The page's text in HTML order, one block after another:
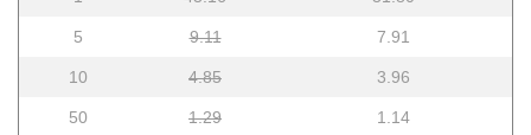
5 9.11 7.91
10 4.85 3.96
50 1.29 1.14